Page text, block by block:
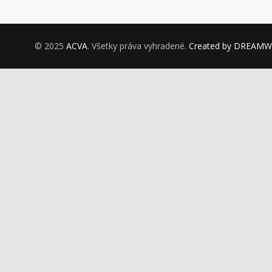
© 2025 ACVA. Všetky práva vyhradené. Created by